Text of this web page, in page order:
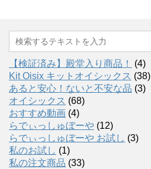
【検証済み】殿堂入り商品！
(4)
Kit Oisix キットオイシックス (38)
あると安心！ないと不安な品 (3)
オイシックス (68)
おすすめ動画 (4)
らでぃっしゅぼーや (12)
らでぃっしゅぼーや お試し (3)
私のお試し (1)
私の注文商品 (33)